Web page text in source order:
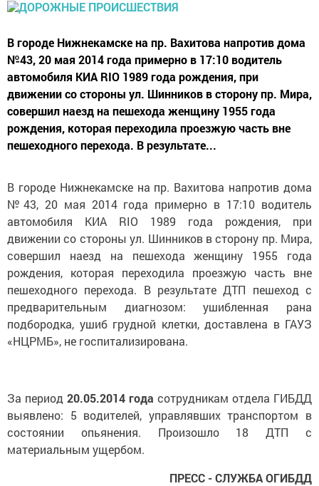
В городе Нижнекамске на пр. Вахитова напротив дома
№43, 20 мая 2014 года примерно в 17:10 водитель
автомобиля КИА RIO 1989 года рождения, при
движении со стороны ул. Шинников в сторону пр. Мира,
совершил наезд на пешехода женщину 1955 года
рождения, которая переходила проезжую часть вне
пешеходного перехода. В результате...
В городе Нижнекамске на пр. Вахитова напротив дома
№43, 20 мая 2014 года примерно в 17:10 водитель
автомобиля КИА RIO 1989 года рождения, при
движении со стороны ул. Шинников в сторону пр. Мира,
совершил наезд на пешехода женщину 1955 года
рождения, которая переходила проезжую часть вне
пешеходного перехода. В результате ДТП пешеход с
предварительным диагнозом: ушибленная рана
подбородка, ушиб грудной клетки, доставлена в ГАУЗ
«НЦРМБ», не госпитализирована.
За период 20.05.2014 года сотрудникам отдела ГИБДД
выявлено: 5 водителей, управлявших транспортом в
состоянии опьянения. Произошло 18 ДТП с
материальным ущербом.
ПРЕСС - СЛУЖБА ОГИБДД